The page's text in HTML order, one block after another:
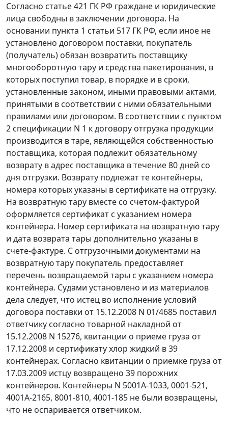
Согласно статье 421 ГК РФ граждане и юридические
лица свободны в заключении договора. На
основании пункта 1 статьи 517 ГК РФ, если иное не
установлено договором поставки, покупатель
(получатель) обязан возвратить поставщику
многооборотную тару и средства пакетирования, в
которых поступил товар, в порядке и в сроки,
установленные законом, иными правовыми актами,
принятыми в соответствии с ними обязательными
правилами или договором. В соответствии с пунктом
2 спецификации N 1 к договору отгрузка продукции
производится в таре, являющейся собственностью
поставщика, которая подлежит обязательному
возврату в адрес поставщика в течение 80 дней со
дня отгрузки. Возврату подлежат те контейнеры,
номера которых указаны в сертификате на отгрузку.
На возвратную тару вместе со счетом-фактурой
оформляется сертификат с указанием номера
контейнера. Номер сертификата на возвратную тару
и дата возврата тары дополнительно указаны в
счете-фактуре. С отгрузочными документами на
возвратную тару покупатель предоставляет
перечень возвращаемой тары с указанием номера
контейнера. Судами установлено и из материалов
дела следует, что истец во исполнение условий
договора поставки от 15.12.2008 N 01/4685 поставил
ответчику согласно товарной накладной от
15.12.2008 N 15276, квитанции о приеме груза от
17.12.2008 и сертификату хлор жидкий в 39
контейнерах. Согласно квитанции о приемке груза от
17.03.2009 истцу возвращено 39 порожних
контейнеров. Контейнеры N 5001А-1033, 0001-521,
4001А-2165, 8001-810, 4001-185 не были возвращены,
что не оспаривается ответчиком.